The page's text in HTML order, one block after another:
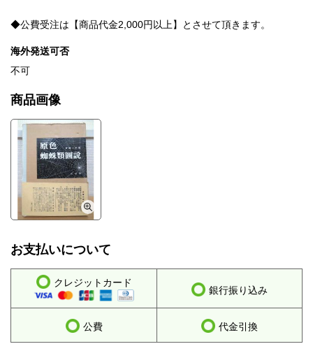
◆公費受注は【商品代金2,000円以上】とさせて頂きます。
海外発送可否
不可
商品画像
お支払いについて
クレジットカード
銀行振り込み
公費 代金引換